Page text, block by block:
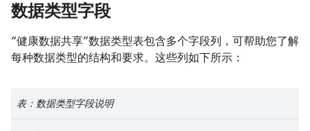
数据类型字段
“健康数据共享”数据类型表包含多个字段列，可帮助您了解
每种数据类型的结构和要求。这些列如下所示：
表：数据类型字段说明